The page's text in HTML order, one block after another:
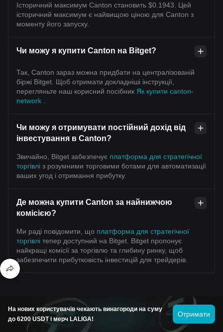
Історичний максимум Canton становить $0.1943. Цей
історичний максимум є найвищою ціною для Canton з
моменту його запуску.
Чи можу я купити Canton на Bitget?
Так, Canton зараз можна придбати на централізованій
біржі Bitget. Щоб отримати докладніші інструкції,
перегляньте наш корисний посібник Як купити canton-
network
Чи можу я отримувати постійний дохід від
інвестування в Canton?
Звичайно, Bitget забезпечує платформа для стратегічної
торгівлі з розумними торговими ботами для автоматизації
ваших угод і отримання прибутку.
Де можна купити Canton за найнижчою
комісією?
Ми раді повідомити, що платформа для стратегічної
торгівлі тепер доступний на Bitget. Bitget пропонує
найкращі комісії за торгівлю та глибину ринку, щоб
забезпечити прибутковість інвестицій для трейдерів.
Ціни схожих криптовалют
На нових користувачів чекають винагороди на суму
до 6200 USDT і мерч LALIGA!
Отримати